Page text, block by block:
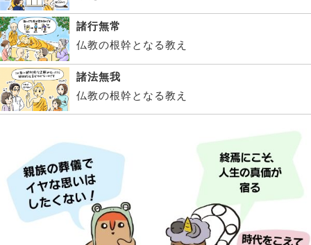
諸行無常
仏教の根幹となる教え
諸法無我
仏教の根幹となる教え